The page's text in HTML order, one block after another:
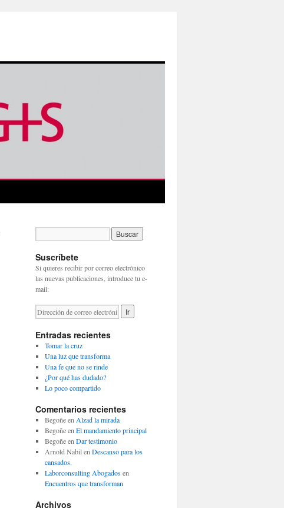
Suscríbete
Si quieres recibir por correo electrónico
las nuevas publicaciones, introduce tu e-
mail:
Entradas recientes
Tomar la cruz
Una luz que transforma
Una fe que no se rinde
¿Por qué has dudado?
Lo poco compartido
Comentarios recientes
Begoñeen Alzad la mirada
Begoñeen El mandamiento principal
Begoñeen Dar testimonio
Arnold Nabilen Descanso para los
cansados.
Laborconsulting Abogadosen
Encuentros que transforman
Archivos